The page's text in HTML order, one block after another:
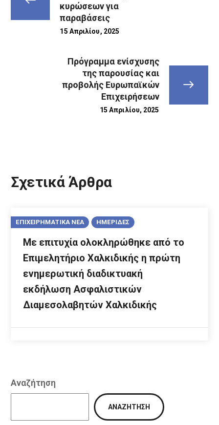
κυρώσεων για
παραβάσεις
15 Απριλίου, 2025
Πρόγραμμα ενίσχυσης
της παρουσίας και
προβολής Ευρωπαϊκών
Επιχειρήσεων
15 Απριλίου, 2025
Σχετικά Άρθρα
ΕΠΙΧΕΙΡΗΜΑΤΙΚΑ ΝΕΑ ΗΜΕΡΙΔΕΣ
Με επιτυχία ολοκληρώθηκε από το
Επιμελητήριο Χαλκιδικής η πρώτη
ενημερωτική διαδικτυακή
εκδήλωση Ασφαλιστικών
Διαμεσολαβητών Χαλκιδικής
Αναζήτηση
ΑΝΑΖΉΤΗΣΗ